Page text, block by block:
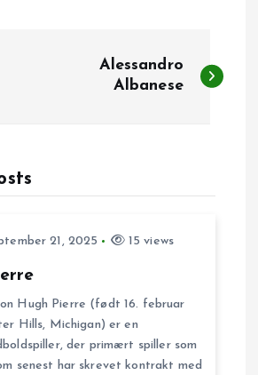
Alessandro
Albanese
21, 2025 15 views
Hugh Pierre (født 16. februar
Hills, Michigan) er en
der primært spiller som
senest har skrevet kontrakt med